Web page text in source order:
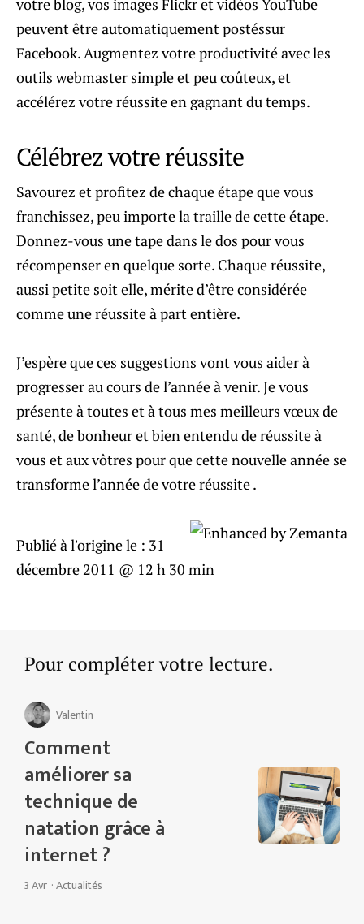
votre blog, vos images Flickr et vidéos YouTube
peuvent être automatiquement postéssur
Facebook. Augmentez votre productivité avec les
outils webmaster simple et peu coûteux, et
accélérez votre réussite en gagnant du temps.
Célébrez votre réussite
Savourez et profitez de chaque étape que vous
franchissez, peu importe la traille de cette étape.
Donnez-vous une tape dans le dos pour vous
récompenser en quelque sorte. Chaque réussite,
aussi petite soit elle, mérite d’être considérée
comme une réussite à part entière.
J’espère que ces suggestions vont vous aider à
progresser au cours de l’année à venir. Je vous
présente à toutes et à tous mes meilleurs vœux de
santé, de bonheur et bien entendu de réussite à
vous et aux vôtres pour que cette nouvelle année se
transforme l’année de votre réussite .
Publié à l'origine le : 31
décembre 2011 @ 12 h 30 min
Pour compléter votre lecture.
Valentin
Comment
améliorer sa
technique de
natation grâce à
internet ?
3 Avr ·Actualités